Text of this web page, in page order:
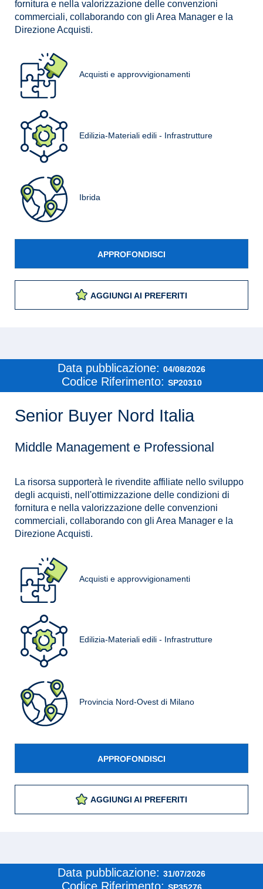
fornitura e nella valorizzazione delle convenzioni
commerciali, collaborando con gli Area Manager e la
Direzione Acquisti.
Acquisti e approvvigionamenti
Edilizia-Materiali edili - Infrastrutture
Ibrida
APPROFONDISCI
AGGIUNGI AI PREFERITI
Data pubblicazione: 04/08/2026
Codice Riferimento: SP20310
Senior Buyer Nord Italia
Middle Management e Professional
La risorsa supporterà le rivendite affiliate nello sviluppo
degli acquisti, nell'ottimizzazione delle condizioni di
fornitura e nella valorizzazione delle convenzioni
commerciali, collaborando con gli Area Manager e la
Direzione Acquisti.
Acquisti e approvvigionamenti
Edilizia-Materiali edili - Infrastrutture
Provincia Nord-Ovest di Milano
APPROFONDISCI
AGGIUNGI AI PREFERITI
Data pubblicazione: 31/07/2026
Codice Riferimento: